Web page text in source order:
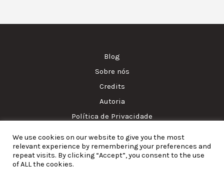
Blog
Sobre nós
Credits
Autoria
Política de Privacidade
© Amass. Cook. 2015-2025. All rights reserved. RNAAT
1157/2024.
We use cookies on our website to give you the most
relevant experience by remembering your preferences and
repeat visits. By clicking “Accept”, you consent to the use
of ALL the cookies.